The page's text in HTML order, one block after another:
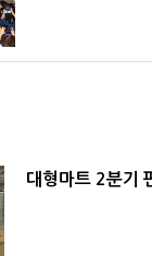
대형마트 2분기